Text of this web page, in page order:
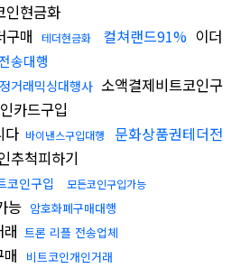
인현금화
구매 테더현금화 컬쳐랜드91% 이더
송대행
거래믹싱대행사 소액결제비트코인구
카드구입
다 바이낸스구입대행
문화상품권테더전
추척피하기
코인구입
모든코인구입가능
능 암호화폐구매대행
트론 리플 전송업체
비트코인개인거래